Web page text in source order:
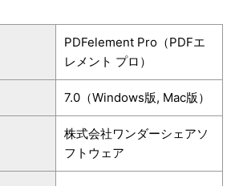
PDFelement Pro（PDFエ
レメント プロ）
7.0（Windows版, Mac版）
株式会社ワンダーシェアソ
フトウェア